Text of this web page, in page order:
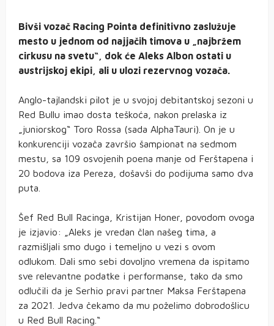
Bivši vozač Racing Pointa definitivno zaslužuje
mesto u jednom od najjačih timova u „najbržem
cirkusu na svetu“, dok će Aleks Albon ostati u
austrijskoj ekipi, ali u ulozi rezervnog vozača.
Anglo-tajlandski pilot je u svojoj debitantskoj sezoni u
Red Bullu imao dosta teškoća, nakon prelaska iz
„juniorskog“ Toro Rossa (sada AlphaTauri). On je u
konkurenciji vozača završio šampionat na sedmom
mestu, sa 109 osvojenih poena manje od Ferštapena i
20 bodova iza Pereza, došavši do podijuma samo dva
puta.
Šef Red Bull Racinga, Kristijan Honer, povodom ovoga
je izjavio: „Aleks je vredan član našeg tima, a
razmišljali smo dugo i temeljno u vezi s ovom
odlukom. Dali smo sebi dovoljno vremena da ispitamo
sve relevantne podatke i performanse, tako da smo
odlučili da je Serhio pravi partner Maksa Ferštapena
za 2021. Jedva čekamo da mu poželimo dobrodošlicu
u Red Bull Racing.“